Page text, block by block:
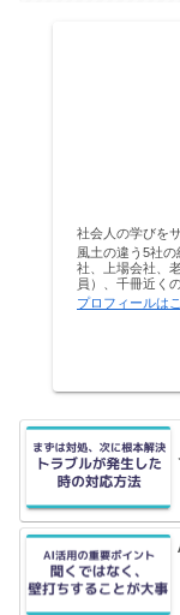
社会人の学びを
風土の違う5社
社、上場会社、
員）、千冊近く
プロフィールは